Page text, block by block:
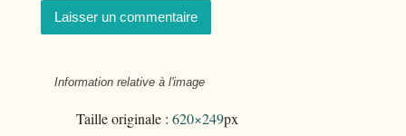
Information relative à l'image
Taille originale : 620×249px